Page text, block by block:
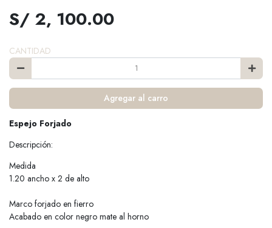
S/ 2, 100.00
CANTIDAD
Agregar al carro
Espejo Forjado
Descripción:
Medida
1.20 ancho x 2 de alto
Marco forjado en fierro
Acabado en color negro mate al horno